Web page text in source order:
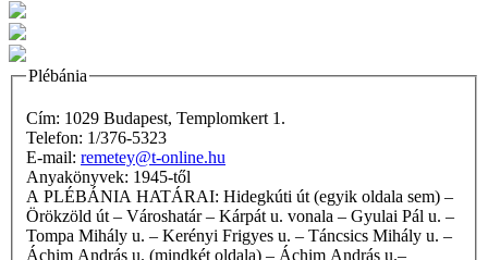
Plébánia
Cím: 1029 Budapest, Templomkert 1.
Telefon: 1/376-5323
E-mail: remetey@t-online.hu
Anyakönyvek: 1945-től
A PLÉBÁNIA HATÁRAI: Hidegkúti út (egyik oldala sem) –
Örökzöld út – Városhatár – Kárpát u. vonala – Gyulai Pál u. –
Tompa Mihály u. – Kerényi Frigyes u. – Táncsics Mihály u. –
Áchim András u. (mindkét oldala) – Áchim András u.–